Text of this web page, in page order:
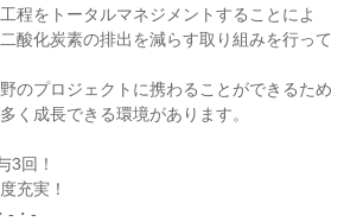
程をトータルマネジメントすることによ
酸化炭素の排出を減らす取り組みを行って
のプロジェクトに携わることができるため
く成長できる環境があります。
3回！
充実！
-・-